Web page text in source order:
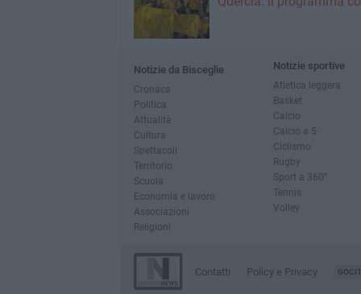
Notizie da Bisceglie
Cronaca
Politica
Attualità
Cultura
Spettacoli
Territorio
Scuola
Economia e lavoro
Associazioni
Religioni
Notizie sportive
Atletica leggera
Basket
Calcio
Calcio a 5
Ciclismo
Rugby
Sport a 360°
Tennis
Volley
Contatti Policy e Privacy